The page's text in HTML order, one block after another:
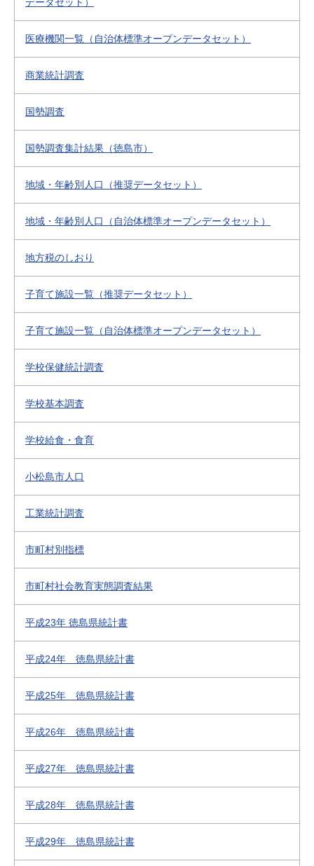
医療機関一覧（自治体標準オープンデータセット）
商業統計調査
国勢調査
国勢調査集計結果（徳島市）
地域・年齢別人口（推奨データセット）
地域・年齢別人口（自治体標準オープンデータセット）
地方税のしおり
子育て施設一覧（推奨データセット）
子育て施設一覧（自治体標準オープンデータセット）
学校保健統計調査
学校基本調査
学校給食・食育
小松島市人口
工業統計調査
市町村別指標
市町村社会教育実態調査結果
平成23年 徳島県統計書
平成24年 徳島県統計書
平成25年 徳島県統計書
平成26年 徳島県統計書
平成27年 徳島県統計書
平成28年 徳島県統計書
平成29年 徳島県統計書